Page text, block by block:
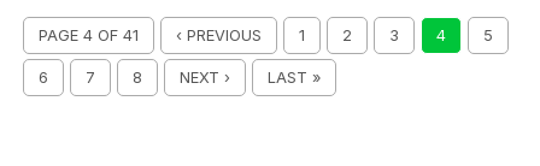
PAGE 4 OF 41 ‹ PREVIOUS 1 2 3 4 5
6 7 8 NEXT › LAST »